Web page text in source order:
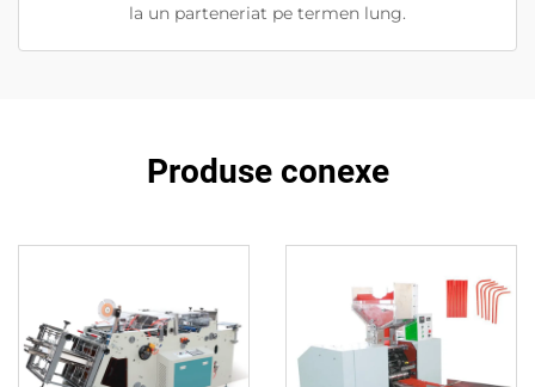
la un parteneriat pe termen lung.
Produse conexe